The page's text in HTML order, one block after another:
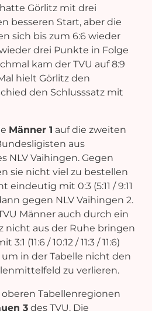
Görlitz mit drei
besseren Start, aber die
sich bis zum 6:6 wieder
drei Punkte in Folge
kam der TVU auf 8:9
hielt Görlitz den
den Schlusssatz mit
Männer 1 auf die zweiten
aus
NLV Vaihingen. Gegen
sie nicht viel zu bestellen
mit 0:3 (5:11 / 9:11
gegen NLV Vaihingen 2.
Männer auch durch ein
nicht aus der Ruhe bringen
(11:6 / 10:12 / 11:3 / 11:6)
in der Tabelle nicht den
zu verlieren.
Tabellenregionen
3 des TVU. Die